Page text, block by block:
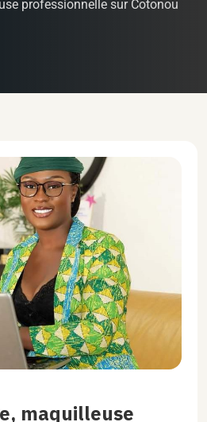
professionnelle sur Cotonou
maquilleuse